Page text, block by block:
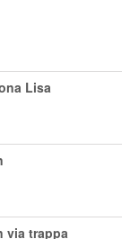
Lisa
via trappa